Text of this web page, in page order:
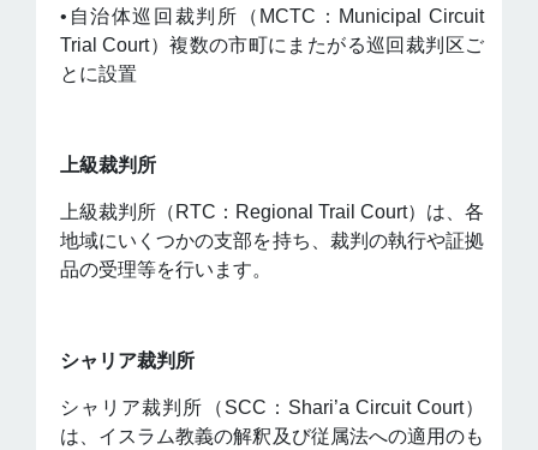
•自治体巡回裁判所（MCTC：Municipal Circuit
Trial Court）複数の市町にまたがる巡回裁判区ご
とに設置
上級裁判所
上級裁判所（RTC：Regional Trail Court）は、各
地域にいくつかの支部を持ち、裁判の執行や証拠
品の受理等を行います。
シャリア裁判所
シャリア裁判所（SCC：Shari’a Circuit Court）
は、イスラム教義の解釈及び従属法への適用のも